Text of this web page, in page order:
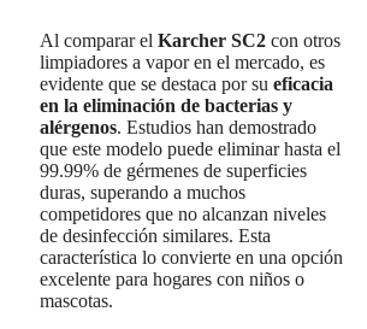
Al comparar el Karcher SC2 con otros
limpiadores a vapor en el mercado, es
evidente que se destaca por su eficacia
en la eliminación de bacterias y
alérgenos. Estudios han demostrado
que este modelo puede eliminar hasta el
99.99% de gérmenes de superficies
duras, superando a muchos
competidores que no alcanzan niveles
de desinfección similares. Esta
característica lo convierte en una opción
excelente para hogares con niños o
mascotas.